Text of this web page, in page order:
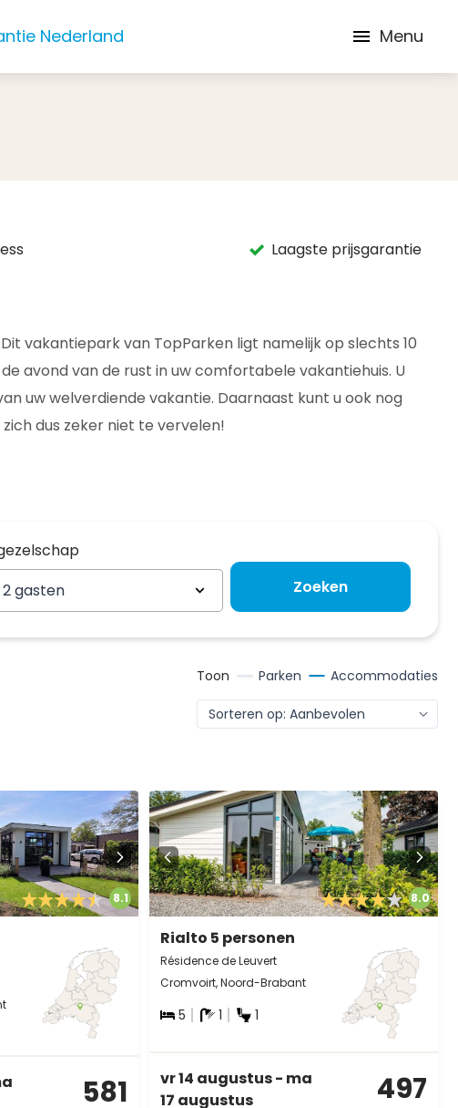
Nederland Menu
Laagste prijsgarantie
vakantiepark van TopParken ligt namelijk op slechts 10
avond van de rust in uw comfortabele vakantiehuis. U
uw welverdiende vakantie. Daarnaast kunt u ook nog
dus zeker niet te vervelen!
2 gasten
Zoeken
Toon Parken Accommodaties
8.1
581
8.0
Rialto 5 personen
Résidence de Leuvert
Cromvoirt, Noord-Brabant
5 1 1
vr 14 augustus - ma
17 augustus
497